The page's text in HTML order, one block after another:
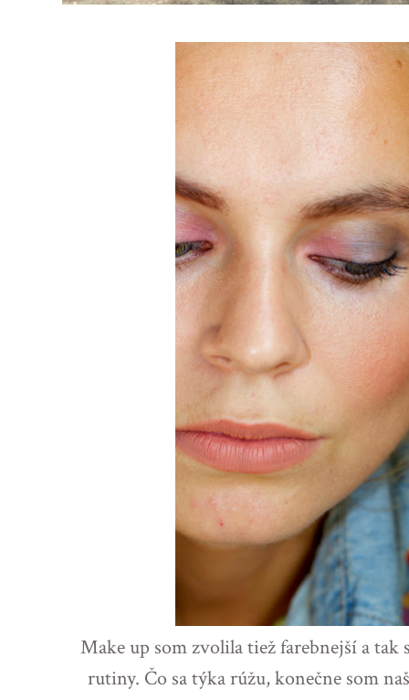
Make up som zvolila tiež farebnejší a tak
rutiny. Čo sa týka rúžu, konečne som